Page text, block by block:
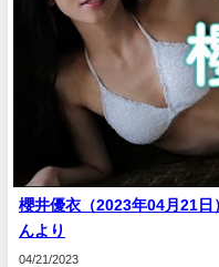
櫻井優衣（2023年04月21日
んより
04/21/2023